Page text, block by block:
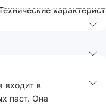
входит в
паст. Она